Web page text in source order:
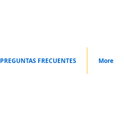
PREGUNTAS FRECUENTES More